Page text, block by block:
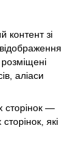
контент зі
аліаси
сторінок —
які